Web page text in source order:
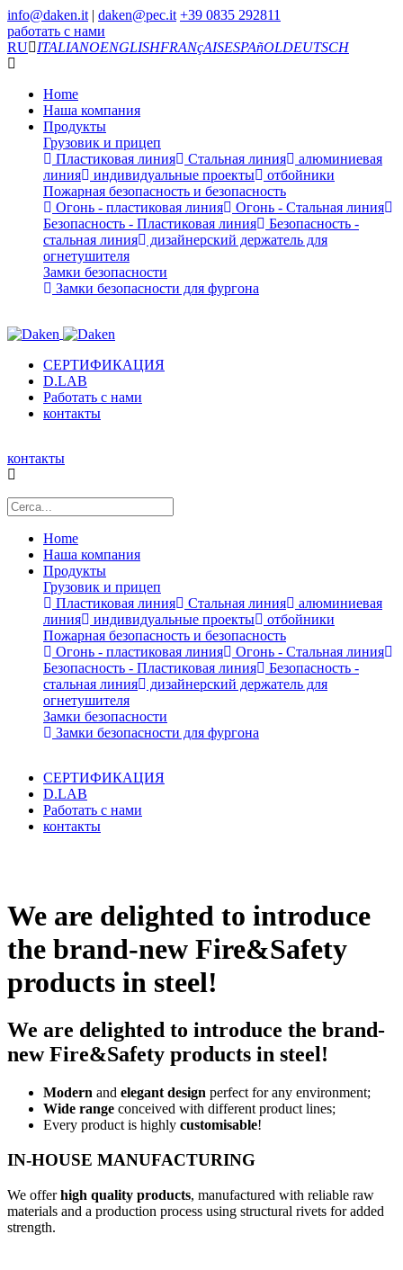
info@daken.it | daken@pec.it +39 0835 292811
работать с нами
RU
ITALIANOENGLISHFRANçAISESPAñOLDEUTSCH
Home
Наша компания
Продукты
Грузовик и прицеп
Пластиковая линия
Стальная линия
алюминиевая
линия
индивидуальные проекты
отбойники
Пожарная безопасность и безопасность
Огонь - пластиковая линия
Огонь - Стальная линия
Безопасность - Пластиковая линия
Безопасность -
стальная линия
дизайнерский держатель для
огнетушителя
Замки безопасности
Замки безопасности для фургона
СЕРТИФИКАЦИЯ
D.LAB
Работать с нами
контакты
контакты
Home
Наша компания
Продукты
Грузовик и прицеп
Пластиковая линия
Стальная линия
алюминиевая
линия
индивидуальные проекты
отбойники
Пожарная безопасность и безопасность
Огонь - пластиковая линия
Огонь - Стальная линия
Безопасность - Пластиковая линия
Безопасность -
стальная линия
дизайнерский держатель для
огнетушителя
Замки безопасности
Замки безопасности для фургона
СЕРТИФИКАЦИЯ
D.LAB
Работать с нами
контакты
We are delighted to introduce
the brand-new Fire&Safety
products in steel!
We are delighted to introduce the brand-
new Fire&Safety products in steel!
Modern and elegant design perfect for any environment;
Wide range conceived with different product lines;
Every product is highly customisable!
IN-HOUSE MANUFACTURING
We offerhigh quality products, manufactured with reliable raw
materials and a production process using structural rivets for added
strength.